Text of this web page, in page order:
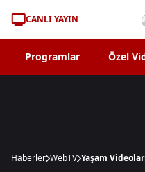
CANLI YAYIN
Programlar Özel
Haberler WebTV Yaşam